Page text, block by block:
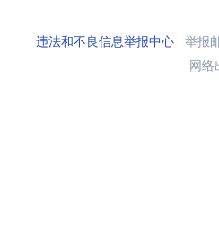
违法和不良信息举报中心举报
网